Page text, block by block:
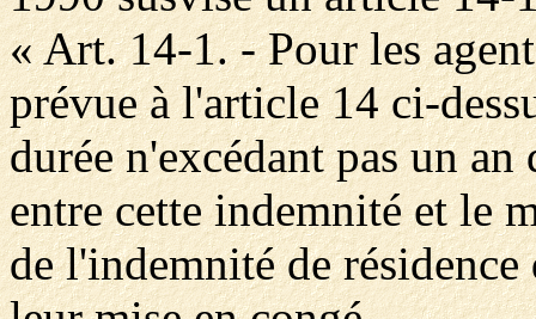
« Art. 14-1. - Pour les
prévue à l'article 14 ci-
durée n'excédant pas un
entre cette indemnité et le
de l'indemnité de